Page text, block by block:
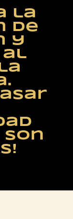
la
de
y
al
son